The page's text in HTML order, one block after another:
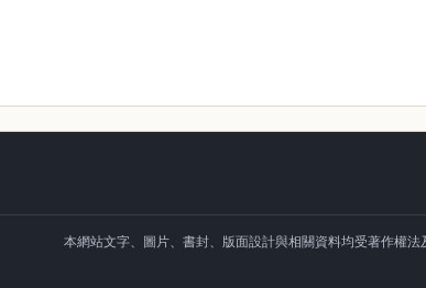
本網站文字、圖片、書封、版面設計與相關資料均受著作權